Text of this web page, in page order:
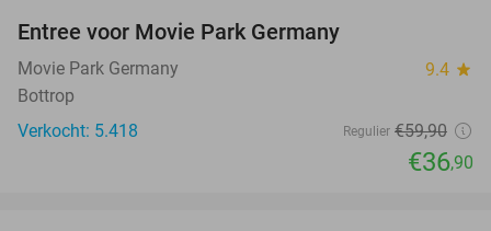
Entree voor Movie Park Germany
Movie Park Germany 9.4 star
Bottrop
Verkocht: 5.418
Regulier €59,90
€36,90